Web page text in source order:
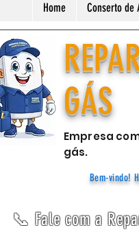
Home Conserto de
GÁS
Empresa
gás.
Bem-vindo!
📞 Fale com a